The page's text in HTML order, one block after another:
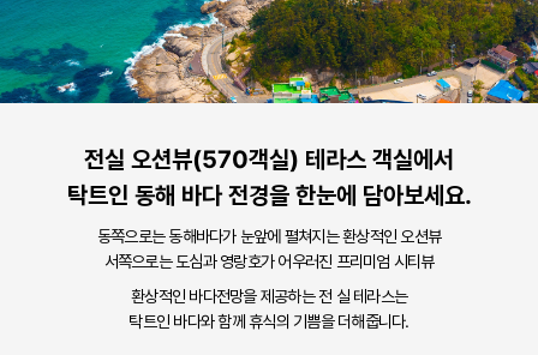
전실 오션뷰(570객실) 테라스 객실에서
탁트인 동해 바다 전경을 한눈에 담아보세요.
동쪽으로는 동해바다가 눈앞에 펼쳐지는 환상적인 오션뷰
서쪽으로는 도심과 영랑호가 어우러진 프리미엄 시티뷰
환상적인 바다전망을 제공하는 전 실 테라스는
탁트인 바다와 함께 휴식의 기쁨을 더해줍니다.